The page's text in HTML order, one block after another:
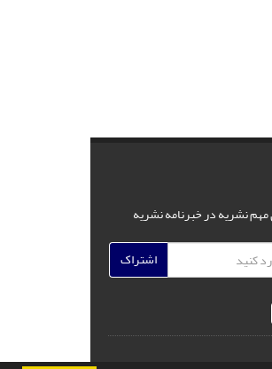
مهم نشریه در خبرنامه نشریه
اشتراک